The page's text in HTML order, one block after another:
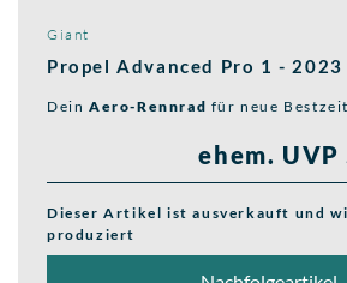
Giant
Propel Advanced Pro 1 - 2023
Dein Aero-Rennrad für neue
ehem.
Dieser Artikel ist ausverkauft und
produziert